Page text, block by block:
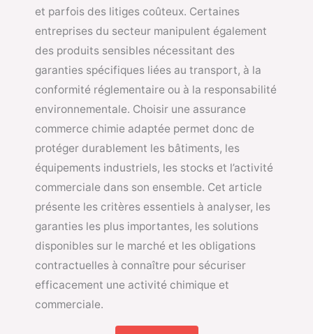
et parfois des litiges coûteux. Certaines
entreprises du secteur manipulent également
des produits sensibles nécessitant des
garanties spécifiques liées au transport, à la
conformité réglementaire ou à la responsabilité
environnementale. Choisir une assurance
commerce chimie adaptée permet donc de
protéger durablement les bâtiments, les
équipements industriels, les stocks et l’activité
commerciale dans son ensemble. Cet article
présente les critères essentiels à analyser, les
garanties les plus importantes, les solutions
disponibles sur le marché et les obligations
contractuelles à connaître pour sécuriser
efficacement une activité chimique et
commerciale.